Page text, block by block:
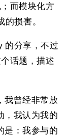
而模块化方
损害。
分享，不过
话题，描述
我曾经非常放
，我认为我的
是：我参与的